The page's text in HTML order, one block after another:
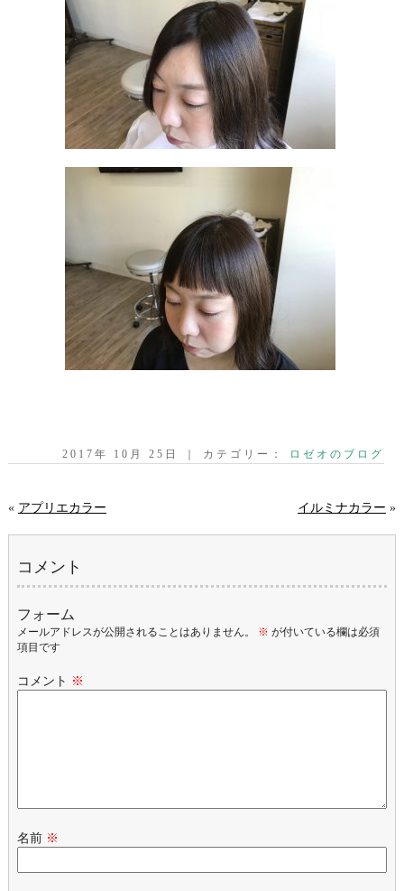
2017年 10月 25日 ｜ カテゴリー： ロゼオのブログ
« アプリエカラー イルミナカラー »
コメント
フォーム
メールアドレスが公開されることはありません。 ※ が付いている欄は必須
項目です
コメント ※
名前 ※